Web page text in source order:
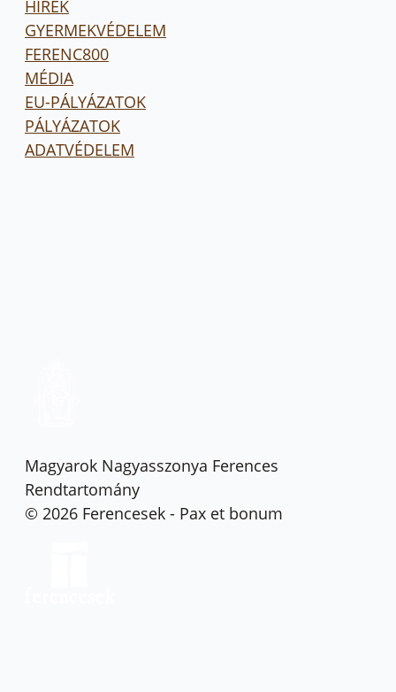
HÍREK
GYERMEKVÉDELEM
FERENC800
MÉDIA
EU-PÁLYÁZATOK
PÁLYÁZATOK
ADATVÉDELEM
Magyarok Nagyasszonya Ferences
Rendtartomány
© 2026 Ferencesek - Pax et bonum